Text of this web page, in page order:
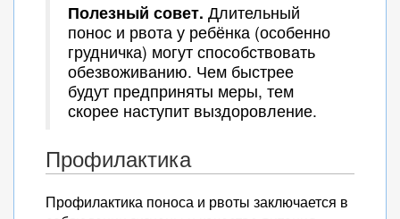
Полезный совет. Длительный
понос и рвота у ребёнка (особенно
грудничка) могут способствовать
обезвоживанию. Чем быстрее
будут предприняты меры, тем
скорее наступит выздоровление.
Профилактика
Профилактика поноса и рвоты заключается в